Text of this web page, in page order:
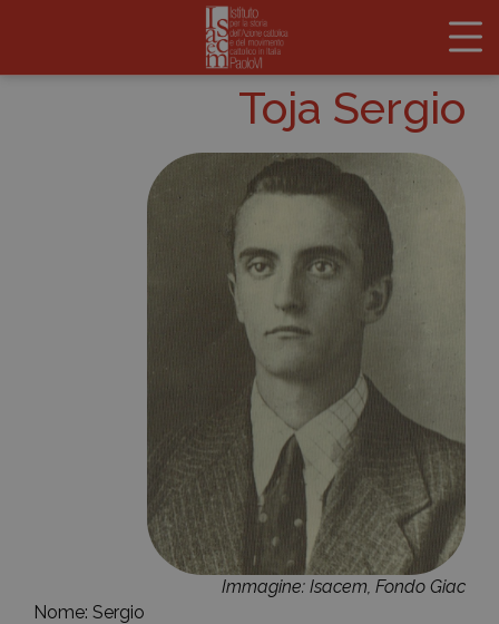
Toja Sergio
Immagine: Isacem, Fondo Giac
Nome: Sergio